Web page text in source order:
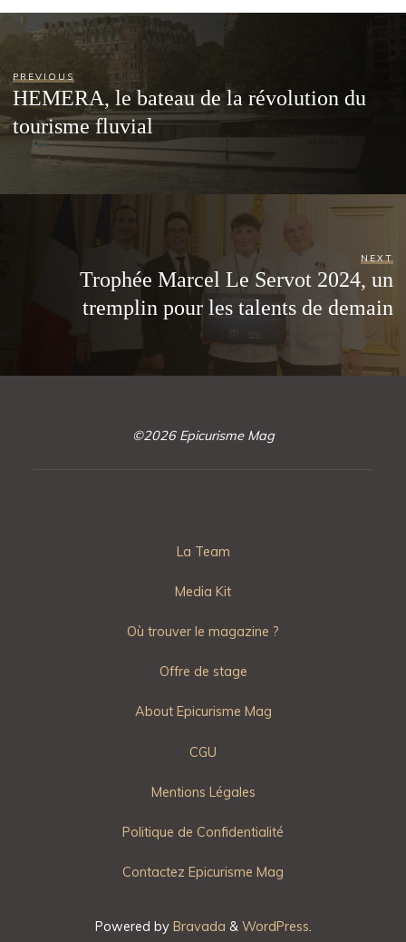
PREVIOUS
HEMERA, le bateau de la révolution du
tourisme fluvial
NEXT
Trophée Marcel Le Servot 2024, un
tremplin pour les talents de demain
©2026 Epicurisme Mag
La Team
Media Kit
Où trouver le magazine ?
Offre de stage
About Epicurisme Mag
CGU
Mentions Légales
Politique de Confidentialité
Contactez Epicurisme Mag
Powered byBravada & WordPress.